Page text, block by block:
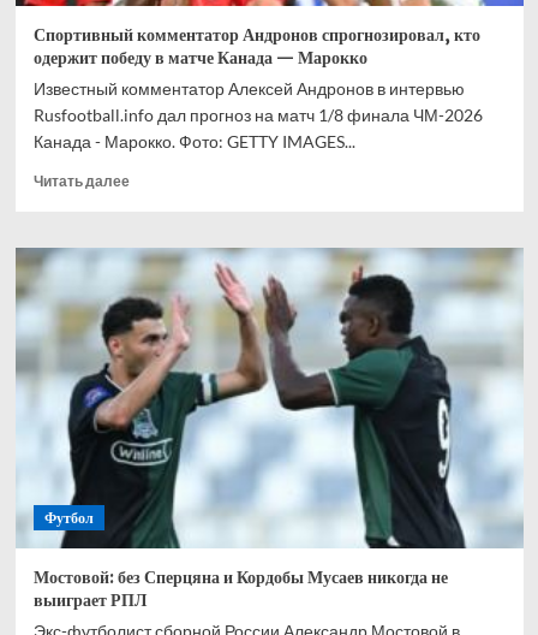
Спортивный комментатор Андронов спрогнозировал, кто
одержит победу в матче Канада — Марокко
Известный комментатор Алексей Андронов в интервью
Rusfootball.info дал прогноз на матч 1/8 финала ЧМ-2026
Канада - Марокко. Фото: GETTY IMAGES...
Читать далееПрочитать
Спортивный
комментатор
Андронов
спрогнозировал,
кто
одержит
победу
в
матче
Канада
Марокко
Футбол
Мостовой: без Сперцяна и Кордобы Мусаев никогда не
выиграет РПЛ
Экс-футболист сборной России Александр Мостовой в